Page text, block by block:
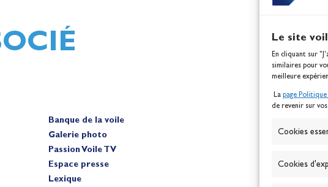
Le site
En cliquant sur
similaires pour
meilleure
La page
de revenir sur
Cookies
Cookies
Banque de la voile
Galerie photo
Passion Voile TV
Espace presse
Lexique